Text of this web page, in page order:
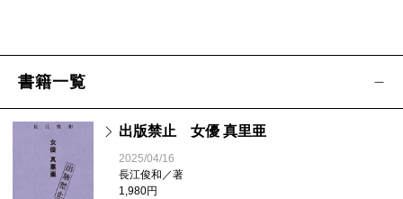
書籍一覧
出版禁止 女優 真里亜
2025/04/16
長江俊和／著
1,980円